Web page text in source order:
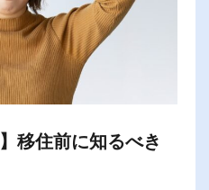
移住前に知るべき